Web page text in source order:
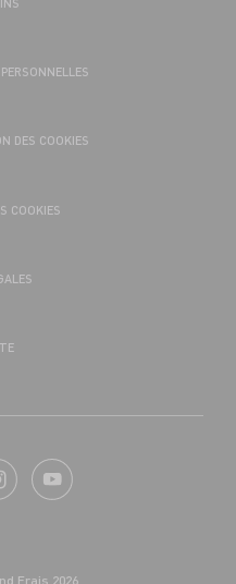
DES COOKIES
COOKIES
Frais 2026